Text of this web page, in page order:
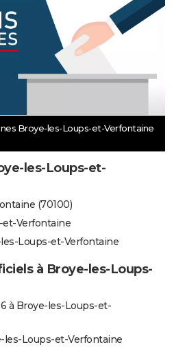
Broye-les-Loups-et-Verfontaine
les-Loups-et-
(70100)
et-Verfontaine
Loups-et-Verfontaine
à Broye-les-Loups-
à Broye-les-Loups-et-
les-Loups-et-Verfontaine